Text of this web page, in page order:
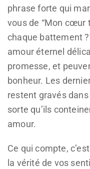
phrase forte qui
vous de “Mon cœur
chaque battement
amour éternel
promesse, et
bonheur. Les
restent gravés
sorte qu’ils
amour.
Ce qui compte,
la vérité de vos